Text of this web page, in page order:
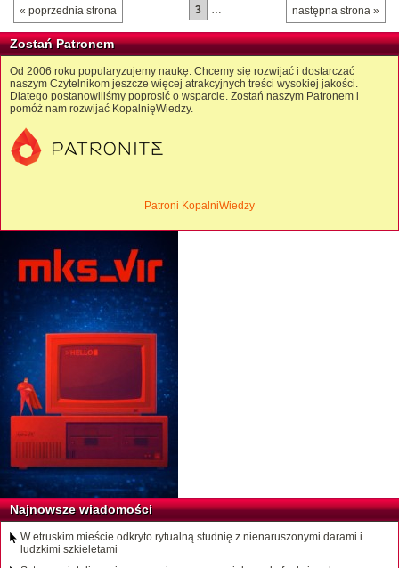
« poprzednia strona następna strona »
3 …
Zostań Patronem
Od 2006 roku popularyzujemy naukę. Chcemy się rozwijać i dostarczać
naszym Czytelnikom jeszcze więcej atrakcyjnych treści wysokiej jakości.
Dlatego postanowiliśmy poprosić o wsparcie. Zostań naszym Patronem i
pomóż nam rozwijać KopalnięWiedzy.
Patroni KopalniWiedzy
Najnowsze wiadomości
W etruskim mieście odkryto rytualną studnię z nienaruszonymi darami i
ludzkimi szkieletami